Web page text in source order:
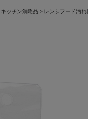
キッチン消耗品 > レンジフード汚